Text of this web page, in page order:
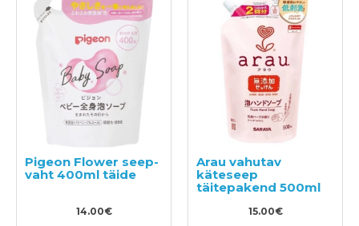
Pigeon Flower seep-
vaht 400ml täide
14.00€
Arau vahutav
käteseep
täitepakend 500ml
15.00€